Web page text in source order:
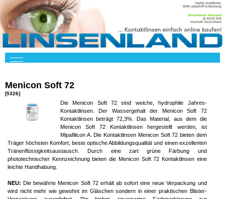
Menicon Soft 72
[5326]
Die Menicon Soft 72 sind weiche, hydrophile Jahres-
Kontaktlinsen. Der Wassergehalt der Menicon Soft 72
Kontaktlinsen beträgt 72,3%. Das Material, aus dem die
Menicon Soft 72 Kontaktlinsen hergestellt werden, ist
Mipafilicon A. Die Kontaktlinsen Menicon Soft 72 bieten dem
Träger höchsten Komfort, beste optische Abbildungsqualität und einen exzellenten
Tränenflüssigkeitsaustausch. Durch eine zart grüne Färbung und
phototechnischer Kennzeichnung bieten die Menicon Soft 72 Kontaktlinsen eine
leichte Handhabung.
NEU: Die bewährte Menicon Soft 72 erhält ab sofort eine neue Verpackung und
wird nicht mehr wie gewohnt im Gläschen sondern in einer praktischen Blister-